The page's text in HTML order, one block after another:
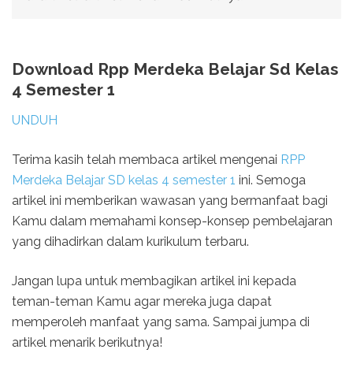
Download Rpp Merdeka Belajar Sd Kelas
4 Semester 1
UNDUH
Terima kasih telah membaca artikel mengenai RPP
Merdeka Belajar SD kelas 4 semester 1 ini. Semoga
artikel ini memberikan wawasan yang bermanfaat bagi
Kamu dalam memahami konsep-konsep pembelajaran
yang dihadirkan dalam kurikulum terbaru.
Jangan lupa untuk membagikan artikel ini kepada
teman-teman Kamu agar mereka juga dapat
memperoleh manfaat yang sama. Sampai jumpa di
artikel menarik berikutnya!